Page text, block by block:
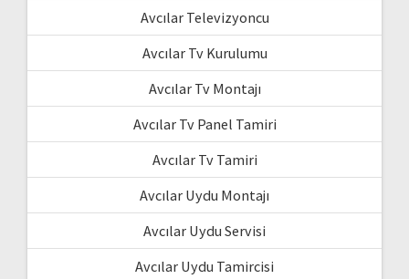
Avcılar Televizyoncu
Avcılar Tv Kurulumu
Avcılar Tv Montajı
Avcılar Tv Panel Tamiri
Avcılar Tv Tamiri
Avcılar Uydu Montajı
Avcılar Uydu Servisi
Avcılar Uydu Tamircisi